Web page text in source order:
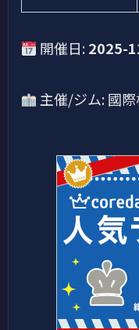
開催日:2025-
主催/ジム: 國